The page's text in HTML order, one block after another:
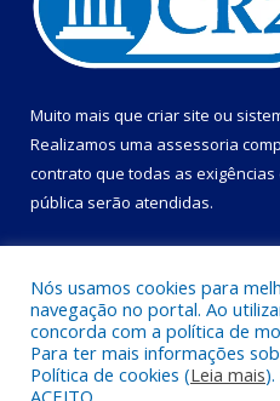
Muito mais que criar site ou
Realizamos uma assessoria
contrato que todas as exigências
pública serão atendidas.
Todos os direitos reservados a
Nós usamos cookies para
navegação no portal. Ao
concorda com a política de
Para ter mais informações
Política de cookies (Leia mais
ACEITO.